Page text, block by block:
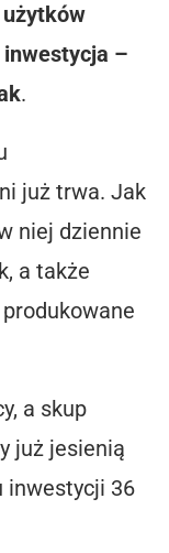
–
.
już trwa. Jak
niej dziennie
a także
a skup
już jesienią
inwestycji 36